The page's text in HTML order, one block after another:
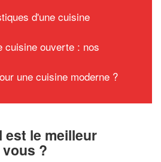
d'une cuisine
cuisine ouverte : nos
une cuisine moderne ?
est le meilleur
?